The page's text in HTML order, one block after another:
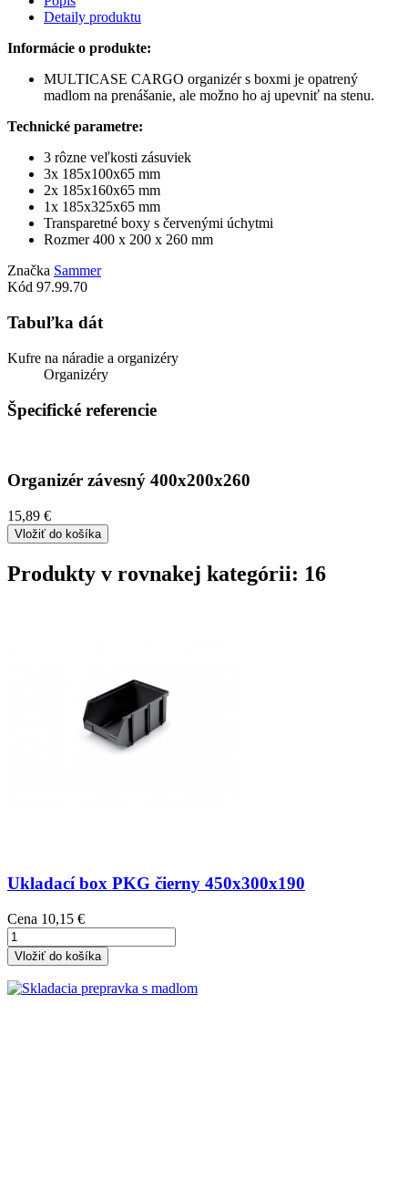
Detaily produktu
Informácie o produkte:
MULTICASE CARGO organizér s boxmi je opatrený
madlom na prenášanie, ale možno ho aj upevniť na stenu.
Technické parametre:
3 rôzne veľkosti zásuviek
3x 185x100x65 mm
2x 185x160x65 mm
1x 185x325x65 mm
Transparetné boxy s červenými úchytmi
Rozmer 400 x 200 x 260 mm
Značka Sammer
Kód 97.99.70
Tabuľka dát
Kufre na náradie a organizéry
Organizéry
Špecifické referencie
Organizér závesný 400x200x260
15,89 €
Vložiť do košíka
Produkty v rovnakej kategórii: 16
Ukladací box PKG čierny 450x300x190
Cena 10,15 €
Vložiť do košíka